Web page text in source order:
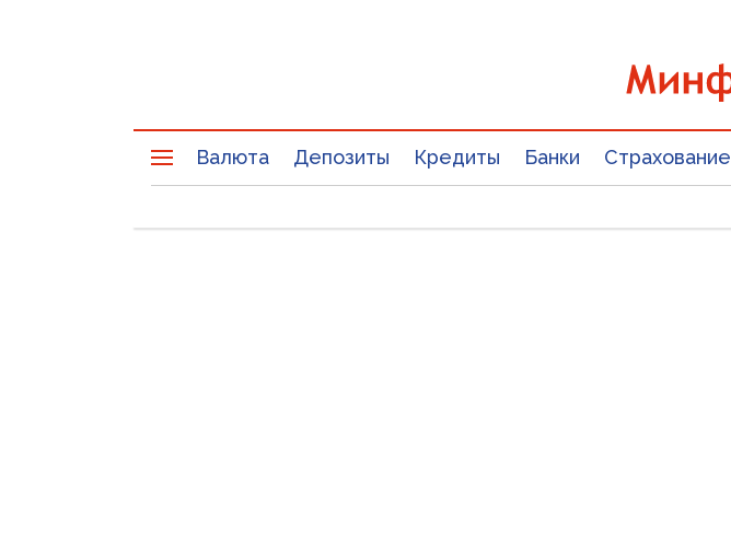
Валюта Депозиты Кредиты Банки Страхование